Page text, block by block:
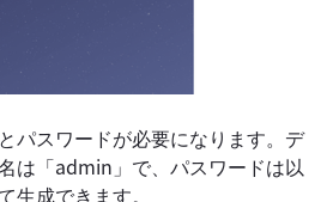
パスワードが必要になります。デ
は「admin」で、パスワードは以
生成できます。